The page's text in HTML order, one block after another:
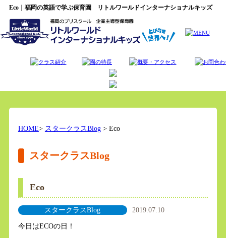
Eco｜福岡の英語で学ぶ保育園 リトルワールドインターナショナルキッズ
HOME> スタークラスBlog> Eco
スタークラスBlog
Eco
スタークラスBlog 2019.07.10
今日はECOの日！